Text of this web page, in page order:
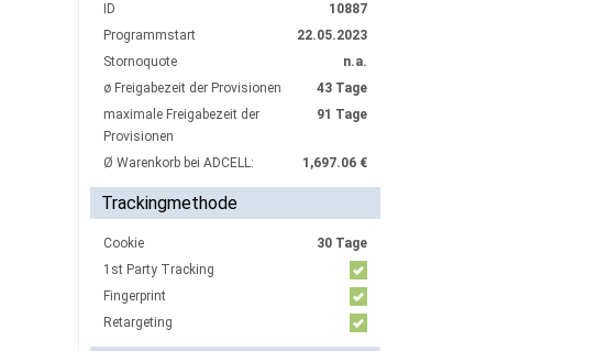
ID
10887
Programmstart
22.05.2023
Stornoquote
n.a.
ø Freigabezeit der Provisionen
43 Tage
maximale Freigabezeit der
Provisionen
91 Tage
Ø Warenkorb bei ADCELL: 1,697.06 €
Trackingmethode
Cookie
30 Tage
1st Party Tracking
Fingerprint
Retargeting